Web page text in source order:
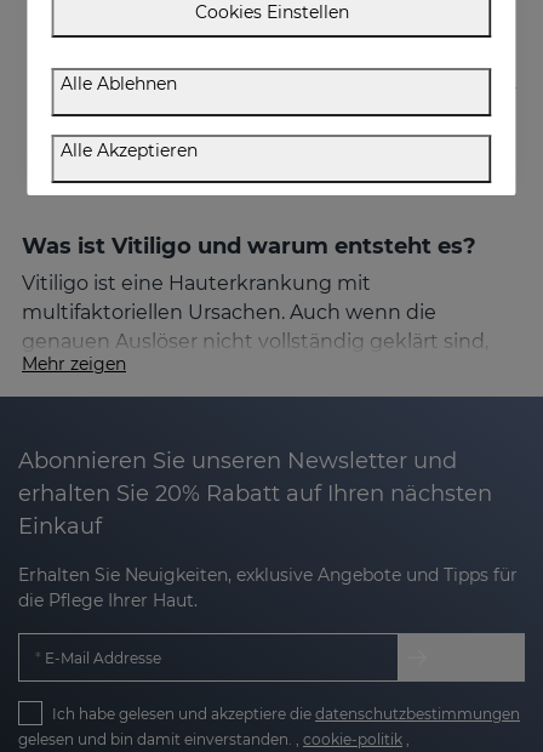
Was ist Vitiligo und warum entsteht es?
Vitiligo ist eine Hauterkrankung mit
multifaktoriellen Ursachen. Auch wenn die
genauen Auslöser nicht vollständig geklärt sind,
wissen wir, dass mehrere Faktoren eine Rolle
spielen:
greift die Melanozyten an.
Radikalen schädigt die Hautzellen.
Genetische Veranlagung:Familiäre
Vorbelastung kann das Risiko erhöhen.
Umweltfaktoren und Stress:Diese können die
Entstehung begünstigen.
Mehr zeigen
Abonnieren Sie unseren Newsletter und
erhalten Sie 20% Rabatt auf Ihren nächsten
Einkauf
Erhalten Sie Neuigkeiten, exklusive Angebote und Tipps für
die Pflege Ihrer Haut.
E-Mail Addresse
Ich habe gelesen und akzeptiere die datenschutzbestimmungen
gelesen und bin damit einverstanden. , cookie-politik
Cookies Einstellen
Alle Ablehnen
Alle Akzeptieren